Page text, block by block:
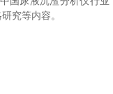
究等内容。